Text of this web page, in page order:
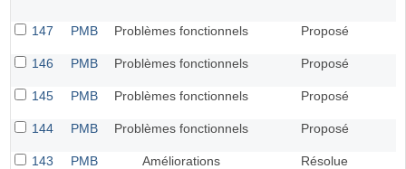
147 PMB Problèmes fonctionnels Proposé
146 PMB Problèmes fonctionnels Proposé
145 PMB Problèmes fonctionnels Proposé
144 PMB Problèmes fonctionnels Proposé
143 PMB Améliorations Résolue